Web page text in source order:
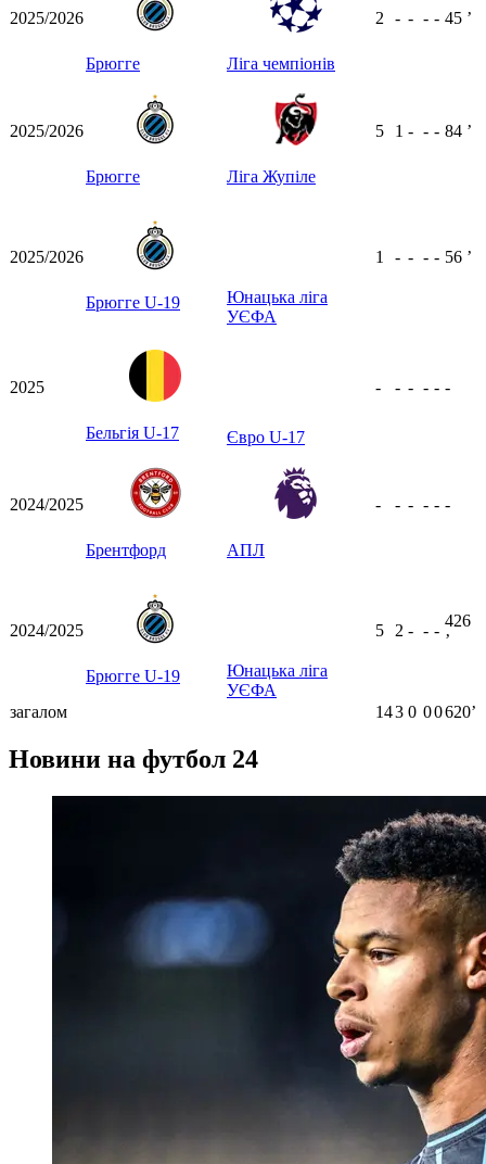
2025/2026
Брюгге Ліга чемпіонів
2 - - - - 45 ʼ
2025/2026
Брюгге Ліга Жупіле
5 1 - - - 84 ʼ
2025/2026
Брюгге U-19
Юнацька ліга
УЄФА
1 - - - - 56 ʼ
2025
Бельгія U-17 Євро U-17
- - - - - -
2024/2025
Брентфорд АПЛ
- - - - - -
2024/2025
Брюгге U-19
Юнацька ліга
УЄФА
5 2 - - -
426
ʼ
загалом 143 0 00620ʼ
Новини на футбол 24